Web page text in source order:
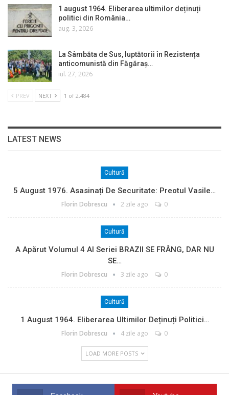
1 august 1964. Eliberarea ultimilor deținuți
politici din România…
aug. 3, 2026
La Sâmbăta de Sus, luptătorii în Rezistența
anticomunistă din Făgăraș…
iul. 27, 2026
PREV NEXT 1 of 2.484
LATEST NEWS
Cultură
5 August 1976. Asasinați De Securitate: Preotul Vasile…
Florin Dobrescu 2 zile ago 0
Cultură
A Apărut Volumul 4 Al Seriei BRAZII SE FRÂNG, DAR NU
SE…
Florin Dobrescu 3 zile ago 0
Cultură
1 August 1964. Eliberarea Ultimilor Deținuți Politici…
Florin Dobrescu 4 zile ago 0
LOAD MORE POSTS